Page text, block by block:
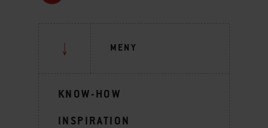
MENY
KNOW-HOW
INSPIRATION